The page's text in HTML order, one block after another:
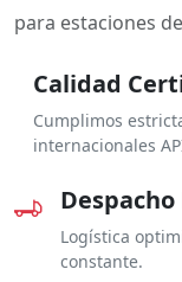
para estaciones
Calidad
Cumplimos
internacionales
Logística
constante.